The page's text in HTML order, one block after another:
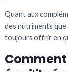
Quant aux
des nutriments que
toujours offrir en